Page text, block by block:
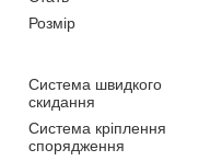
Розмір
Система швидкого
скидання
Система кріплення
спорядження